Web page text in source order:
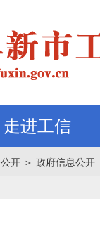
走进工信
开 ＞ 政府信息公开